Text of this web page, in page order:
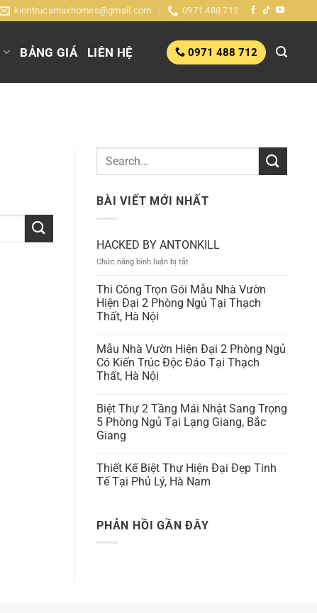
kientrucamaxhomes@gmail.com 0971.488.712
BẢNG GIÁ LIÊN HỆ 0971 488 712
BÀI VIẾT MỚI NHẤT
HACKED BY ANTONKILL
Chức năng bình luận bị tắt
BY
ANTONKILL
Thi Công Trọn Gói Mẫu Nhà Vườn
Hiện Đại 2 Phòng Ngủ Tại Thạch
Thất, Hà Nội
Mẫu Nhà Vườn Hiện Đại 2 Phòng Ngủ
Có Kiến Trúc Độc Đáo Tại Thạch
Thất, Hà Nội
Biệt Thự 2 Tầng Mái Nhật Sang Trọng
5 Phòng Ngủ Tại Lạng Giang, Bắc
Giang
Thiết Kế Biệt Thự Hiện Đại Đẹp Tinh
Tế Tại Phủ Lý, Hà Nam
PHẢN HỒI GẦN ĐÂY